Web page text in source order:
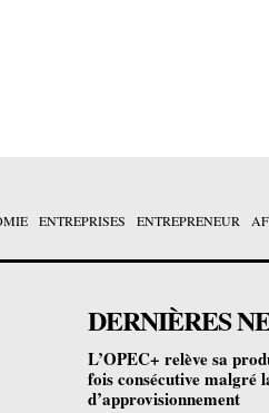
ENTREPRISES ENTREPRENEUR
DERNIÈRES
L’OPEC+ relève sa
fois consécutive malgré
d’approvisionnement